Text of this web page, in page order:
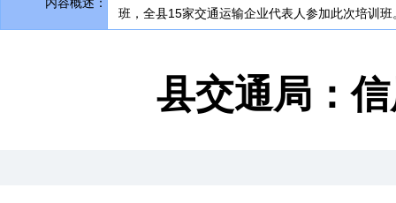
班 ， 全县15家交通运输企业代表人参加此次培训班
县交通局：